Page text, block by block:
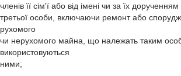
членів її сім'ї або від імені чи за їх
третьої особи, включаючи ремонт або
рухомого
чи нерухомого майна, що належать таким
використовуються
ними;